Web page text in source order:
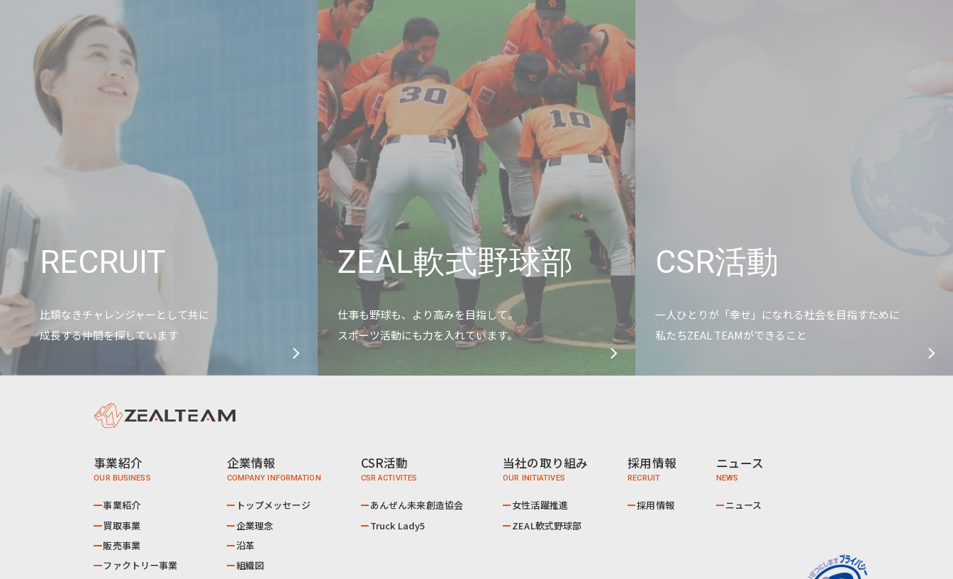
RECRUIT
比類なきチャレンジャーとして共に
成長する仲間を探しています
ZEAL軟式野球部
仕事も野球も、より高みを目指して。
スポーツ活動にも力を入れています。
CSR活動
一人ひとりが「幸せ」になれる社会を目指すために
私たちZEAL TEAMができること
事業紹介
事業紹介
買取事業
販売事業
ファクトリー事業
企業情報
トップメッセージ
企業理念
沿革
組織図
CSR活動
あんぜん未来創造協会
Truck Lady5
当社の取り組み
女性活躍推進
ZEAL軟式野球部
採用情報
採用情報
ニュース
ニュース